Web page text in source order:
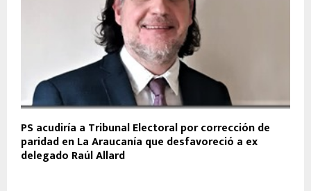
PS acudiría a Tribunal Electoral por corrección de
paridad en La Araucanía que desfavoreció a ex
delegado Raúl Allard